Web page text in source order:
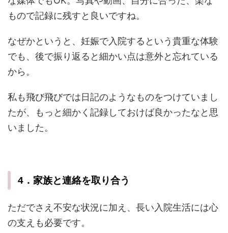
もので記録に残すと良いですね。
なぜかというと、妊娠で入院するという貴重な体験
でも、後で振り返ると細かい点は意外と忘れている
から。
私も飛び飛びでは日記のようなものをつけていまし
たが、もっと細かく記録しておけば良かったなと思
いました。
4．家族と連絡を取り合う
ただでさえ不安な状況に加え、長い入院生活には心
の支えも必要です。